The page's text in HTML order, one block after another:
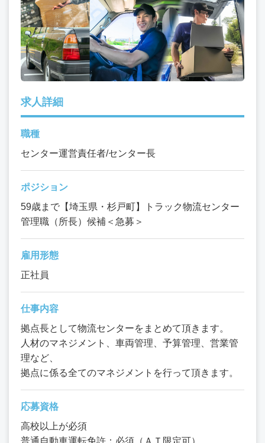
求人詳細
職種
センター運営責任者/センター長
ポジション
59歳まで【埼玉県・杉戸町】トラック物流センター
管理職（所長）候補＜急募＞
雇用形態
正社員
仕事内容
拠点長として物流センターをまとめて頂きます。
人材のマネジメント、車両管理、予算管理、営業管
理など、
拠点に係る全てのマネジメントを行って頂きます。
応募資格
高校以上が必須